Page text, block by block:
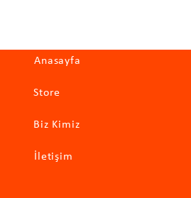
Anasayfa
Store
Biz Kimiz
İletişim